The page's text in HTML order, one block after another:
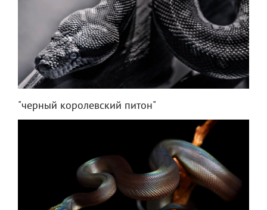
"черный королевский питон"